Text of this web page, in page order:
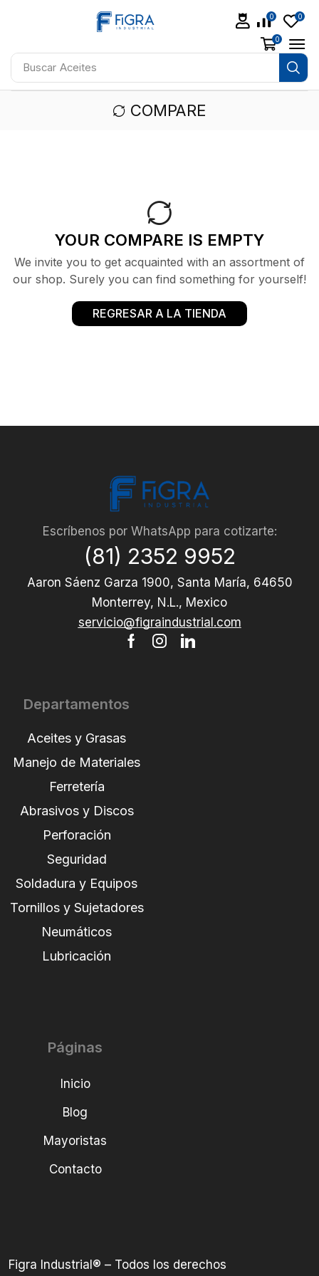
Buscar Aceites
0 0
0
COMPARE
YOUR COMPARE IS EMPTY
We invite you to get acquainted with an assortment of
our shop. Surely you can find something for yourself!
REGRESAR A LA TIENDA
Escríbenos por WhatsApp para cotizarte:
(81) 2352 9952
Aaron Sáenz Garza 1900, Santa María, 64650
Monterrey, N.L., Mexico
servicio@figraindustrial.com
Departamentos
Aceites y Grasas
Manejo de Materiales
Ferretería
Abrasivos y Discos
Perforación
Seguridad
Soldadura y Equipos
Tornillos y Sujetadores
Neumáticos
Lubricación
Páginas
Inicio
Blog
Mayoristas
Contacto
Figra Industrial® – Todos los derechos